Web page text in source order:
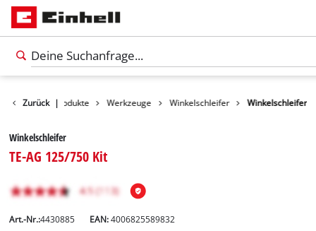
Zurück |Produkte Werkzeuge Winkelschleifer Winkelschleifer
Winkelschleifer
TE-AG 125/750 Kit
Art.-Nr.:4430885 EAN:4006825589832